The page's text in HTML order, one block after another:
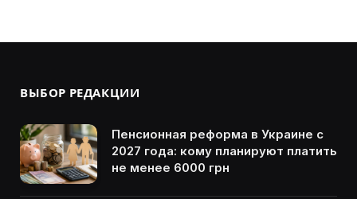
ВЫБОР РЕДАКЦИИ
Пенсионная реформа в Украине с
2027 года: кому планируют платить
не менее 6000 грн